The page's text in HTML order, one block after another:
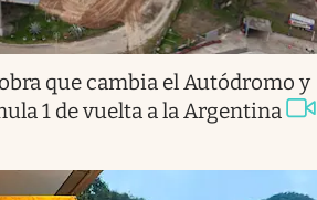
que cambia el Autódromo y
1 de vuelta a la Argentina